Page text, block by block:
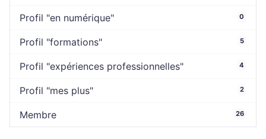
Profil "en numérique" 0
Profil "formations" 5
Profil "expériences professionnelles" 4
Profil "mes plus" 2
Membre 26